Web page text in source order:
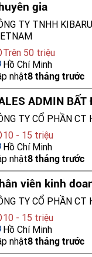
gia
TY TNHH
Trên 50 triệu
Hồ Chí Minh
nhật8 tháng trước
ADMIN BẤT
TY CỔ PHẦN CT
10 - 15 triệu
Hồ Chí Minh
nhật8 tháng trước
viên kinh
TY CỔ PHẦN CT
10 - 15 triệu
Hồ Chí Minh
nhật8 tháng trước